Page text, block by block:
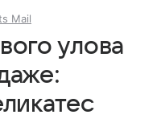
Mail
улова